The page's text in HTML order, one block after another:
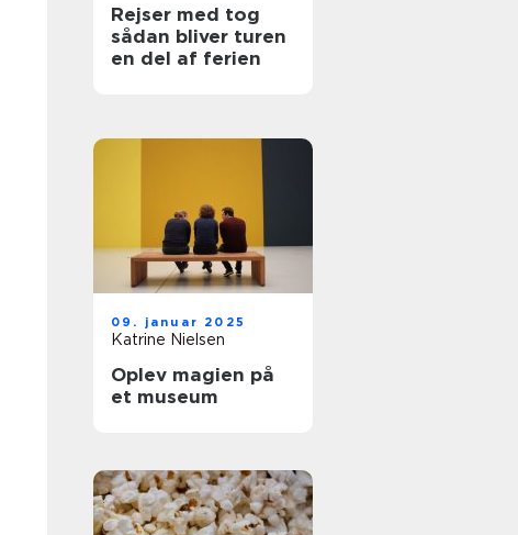
Rejser med tog
sådan bliver turen
en del af ferien
09. januar 2025
Katrine Nielsen
Oplev magien på
et museum